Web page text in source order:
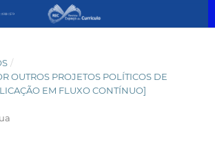
/
OUTROS PROJETOS POLÍTICOS DE
EM FLUXO CONTÍNUO]